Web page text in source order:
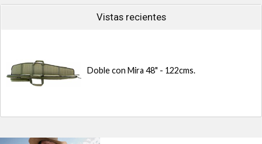
Vistas recientes
Doble con Mira 48" - 122cms.